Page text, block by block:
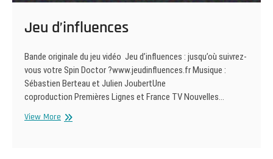
Jeu d’influences
Bande originale du jeu vidéo Jeu d’influences : jusqu’où suivrez-
vous votre Spin Doctor ?www.jeudinfluences.fr Musique :
Sébastien Berteau et Julien JoubertUne
coproduction Premières Lignes et France TV Nouvelles…
View MoreJeu